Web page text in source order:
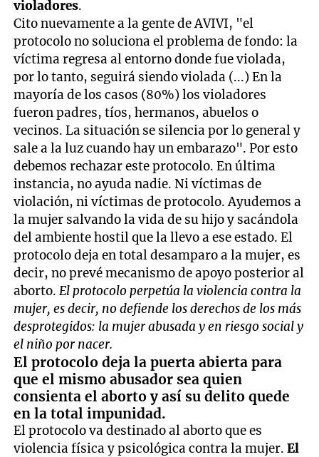
violadores.
Cito nuevamente a la gente de AVIVI, "el
protocolo no soluciona el problema de fondo: la
víctima regresa al entorno donde fue violada,
por lo tanto, seguirá siendo violada (...) En la
mayoría de los casos (80%) los violadores
fueron padres, tíos, hermanos, abuelos o
vecinos. La situación se silencia por lo general y
sale a la luz cuando hay un embarazo". Por esto
debemos rechazar este protocolo. En última
instancia, no ayuda nadie. Ni víctimas de
violación, ni víctimas de protocolo. Ayudemos a
la mujer salvando la vida de su hijo y sacándola
del ambiente hostil que la llevo a ese estado. El
protocolo deja en total desamparo a la mujer, es
decir, no prevé mecanismo de apoyo posterior al
aborto.El protocolo perpetúa la violencia contra la
mujer, es decir, no defiende los derechos de los más
desprotegidos: la mujer abusada y en riesgo social y
el niño por nacer.
El protocolo deja la puerta abierta para
que el mismo abusador sea quien
consienta el aborto y así su delito quede
en la total impunidad.
El protocolo va destinado al aborto que es
violencia física y psicológica contra la mujer.El